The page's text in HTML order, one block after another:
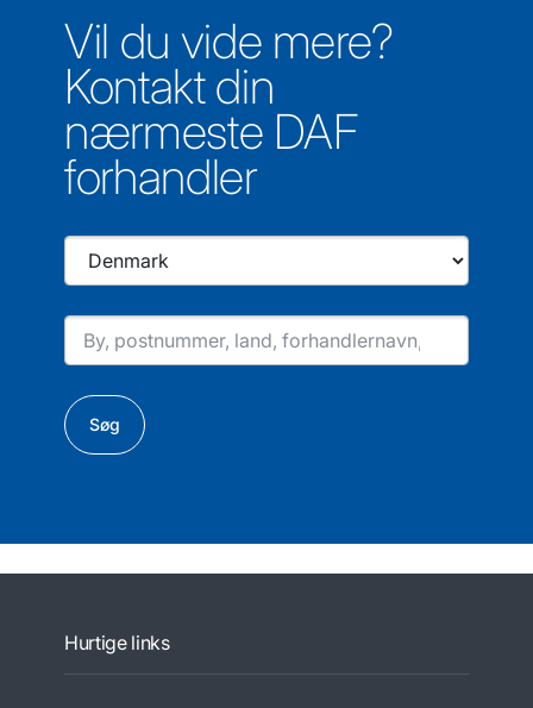
Vil du vide mere?
Kontakt din
nærmeste DAF
forhandler
Søg
Hurtige links